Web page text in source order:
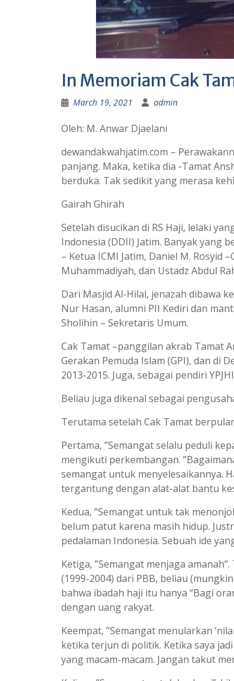
In Memoriam Cak
March 19, 2021 admin
Oleh: M. Anwar Djaelani
dewandakwahjatim.com –
panjang. Maka, ketika dia -Tamat
berduka. Tak sedikit yang merasa
Gairah Ghirah
Setelah disucikan di RS Haji, lelaki
Indonesia (DDII) Jatim. Banyak yang
– Ketua ICMI Jatim, Daniel M. Rosyid
Muhammadiyah, dan Ustadz Abdul
Dari Masjid Al-Hilal, jenazah dibawa
Nur Hasan, alumni PII Kediri dan
Sholihin – Sekretaris Umum.
Cak Tamat –panggilan akrab Tamat
Gerakan Pemuda Islam (GPI), dan di
2013-2015. Juga, sebagai pendiri
Beliau juga dikenal sebagai
Terutama setelah Cak Tamat
Pertama, ”Semangat selalu peduli
mengikuti perkembangan.
semangat untuk menyelesaikannya.
tergantung dengan alat-alat bantu
Kedua, ”Semangat untuk tak
belum patut karena masih hidup.
pedalaman Indonesia. Sebuah ide
Ketiga, ”Semangat menjaga
(1999-2004) dari PBB, beliau
bahwa ibadah haji itu hanya “Bagi
dengan uang rakyat.
Keempat, ”Semangat menularkan
ketika terjun di politik. Ketika saya
yang macam-macam. Jangan takut